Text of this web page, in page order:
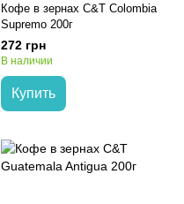
Кофе в зернах C&T Colombia
Supremo 200г
272 грн
В наличии
Купить